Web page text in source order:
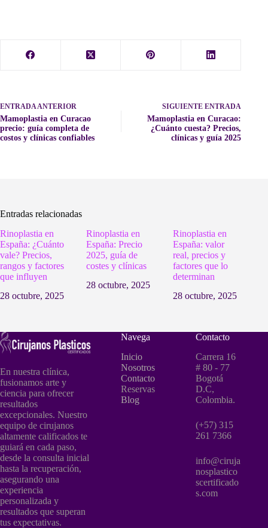
ENTRADA ANTERIOR
Mamoplastia en Curacao
precio: guía completa de
costos y clínicas confiables
SIGUIENTEENTRADA
Mamoplastia en Curacao:
¿Cuánto cuesta? Precios,
clínicas y guía 2025
Entradas relacionadas
Rinoplastia en
España: ¿Cuánto
vale? Precios,
rangos y factores
que influyen
28 octubre, 2025
Rinoplastia en
España: Precio
2025, guía de
costes y clínicas
28 octubre, 2025
Rinoplastia en
España: valor
real, precios y
factores que lo
determinan
28 octubre, 2025
En nuestra clínica,
fusionamos arte y
ciencia para ofrecer
resultados
excepcionales. Nuestro
equipo de cirujanos
altamente calificados te
guiará en cada paso,
desde la consulta inicial
hasta la recuperación,
asegurando una
experiencia
personalizada y
resultados que superan
tus expectativas.
Navega
Inicio
Nosotros
Contacto
Reservas
Blog
Contacto
Carrera 16
# 80 - 77
Bogotá
D.C,
Colombia.
(+57) 315
261 7366
info@ciruja
nosplastico
scertificado
s.com